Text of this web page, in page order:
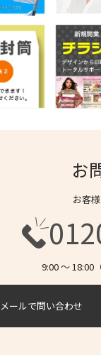
お
お客
9:00 〜 18:00
メールで問い合わせ